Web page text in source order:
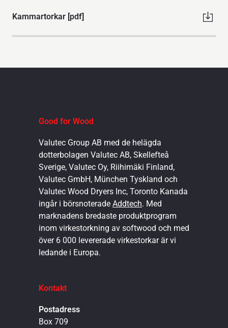
Kammartorkar [pdf]
Good for Wood
Valutec Group AB med de helägda
dotterbolagen Valutec AB, Skellefteå
Sverige, Valutec Oy, Riihimäki Finland,
Valutec GmbH, München Tyskland och
Valutec Wood Dryers Inc, Toronto Kanada
ingår i börsnoterade Addtech. Med
marknadens bredaste produktprogram
inom virkestorkning av softwood och med
över 6 000 levererade virkestorkar är vi
ledande i Europa.
Kontakt
Postadress
Box 709